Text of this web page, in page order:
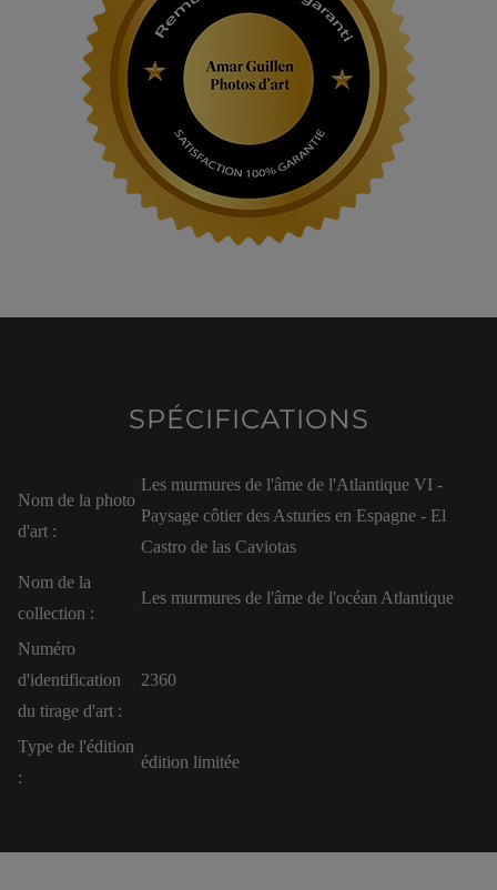
SPÉCIFICATIONS
Nom de la photo
d'art :
Les murmures de l'âme de l'Atlantique VI -
Paysage côtier des Asturies en Espagne - El
Castro de las Caviotas
Nom de la
collection :
Les murmures de l'âme de l'océan Atlantique
Numéro
d'identification
du tirage d'art :
2360
Type de l'édition
:
édition limitée